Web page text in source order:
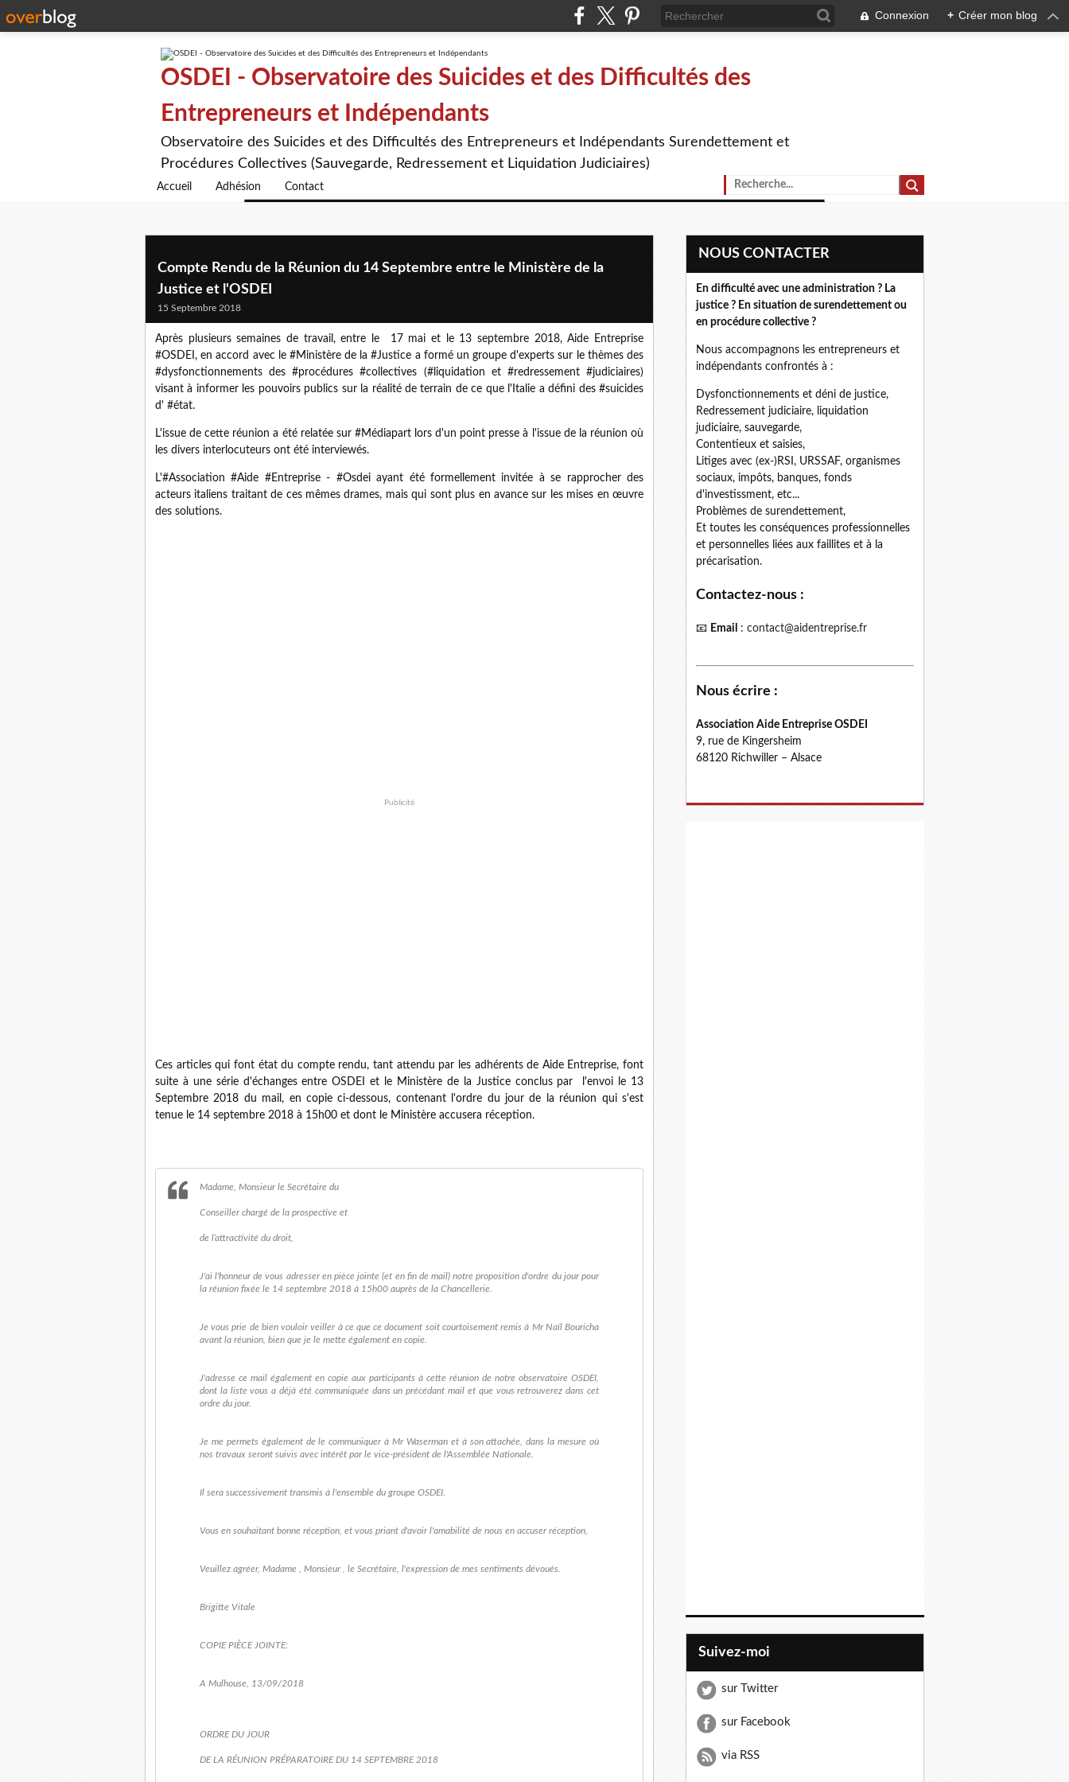
Connexion + Créer mon blog
OSDEI - Observatoire des Suicides et des Difficultés des
Entrepreneurs et Indépendants
Observatoire des Suicides et des Difficultés des Entrepreneurs et Indépendants Surendettement et
Procédures Collectives (Sauvegarde, Redressement et Liquidation Judiciaires)
Accueil Adhésion Contact
Compte Rendu de la Réunion du 14 Septembre entre le Ministère de la
Justice et l'OSDEI
15 Septembre 2018
Après plusieurs semaines de travail, entre le 17 mai et le 13 septembre 2018, Aide Entreprise
#OSDEI, en accord avec le #Ministère de la #Justice a formé un groupe d'experts sur le thèmes des
#dysfonctionnements des #procédures #collectives (#liquidation et #redressement #judiciaires)
visant à informer les pouvoirs publics sur la réalité de terrain de ce que l'Italie a défini des #suicides
d' #état.
L'issue de cette réunion a été relatée sur #Médiapart lors d'un point presse à l'issue de la réunion où
les divers interlocuteurs ont été interviewés.
L'#Association #Aide #Entreprise - #Osdei ayant été formellement invitée à se rapprocher des
acteurs italiens traitant de ces mêmes drames, mais qui sont plus en avance sur les mises en œuvre
des solutions.
Publicité
Ces articles qui font état du compte rendu, tant attendu par les adhérents de Aide Entreprise, font
suite à une série d'échanges entre OSDEI et le Ministère de la Justice conclus par l'envoi le 13
Septembre 2018 du mail, en copie ci-dessous, contenant l'ordre du jour de la réunion qui s'est
tenue le 14 septembre 2018 à 15h00 et dont le Ministère accusera réception.
Madame, Monsieur le Secrétaire du
Conseiller chargé de la prospective et
de l’attractivité du droit,
J'ai l'honneur de vous adresser en pièce jointe (et en fin de mail) notre proposition d'ordre du jour pour
la réunion fixée le 14 septembre 2018 à 15h00 auprès de la Chancellerie.
Je vous prie de bien vouloir veiller à ce que ce document soit courtoisement remis à Mr Naïl Bouricha
avant la réunion, bien que je le mette également en copie.
J'adresse ce mail également en copie aux participants à cette réunion de notre observatoire OSDEI,
dont la liste vous a déjà été communiquée dans un précédant mail et que vous retrouverez dans cet
ordre du jour.
Je me permets également de le communiquer à Mr Waserman et à son attachée, dans la mesure où
nos travaux seront suivis avec intérêt par le vice-président de l'Assemblée Nationale.
Il sera successivement transmis à l'ensemble du groupe OSDEI.
Vous en souhaitant bonne réception, et vous priant d'avoir l'amabilité de nous en accuser réception,
Veuillez agréer, Madame , Monsieur , le Secrétaire, l'expression de mes sentiments dévoués.
Brigitte Vitale
COPIE PIÈCE JOINTE:
A Mulhouse, 13/09/2018
ORDRE DU JOUR
DE LA RÉUNION PRÉPARATOIRE DU 14 SEPTEMBRE 2018
NOUS CONTACTER
En difficulté avec une administration ? La
justice ? En situation de surendettement ou
en procédure collective ?
Nous accompagnons les entrepreneurs et
indépendants confrontés à :
Dysfonctionnements et déni de justice,
Redressement judiciaire, liquidation
judiciaire, sauvegarde,
Contentieux et saisies,
Litiges avec (ex-)RSI, URSSAF, organismes
sociaux, impôts, banques, fonds
d'investissment, etc...
Problèmes de surendettement,
Et toutes les conséquences professionnelles
et personnelles liées aux faillites et à la
précarisation.
Contactez-nous :
📧 Email : contact@aidentreprise.fr
Nous écrire :
Association Aide Entreprise OSDEI
9, rue de Kingersheim
68120 Richwiller – Alsace
Suivez-moi
sur Twitter
sur Facebook
via RSS